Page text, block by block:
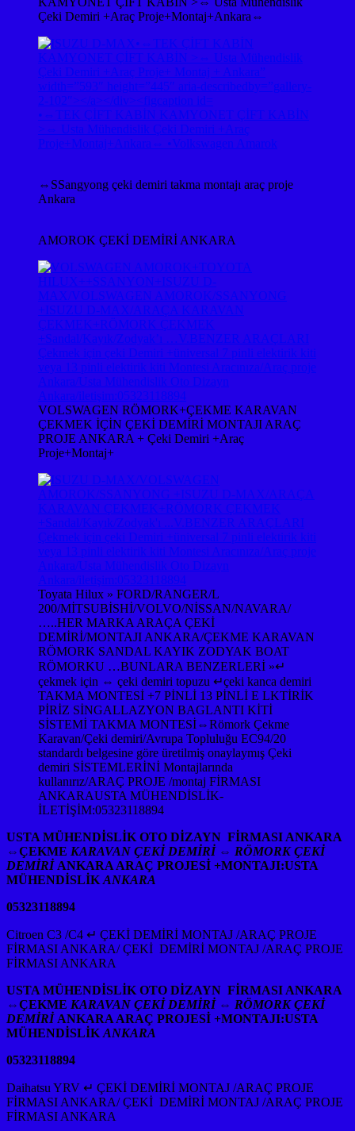
Çeki Demiri +Araç Proje+Montaj+Ankara⇔
•⇔TEK ÇİFT KABİN KAMYONET ÇİFT KABİN
>⇔ Usta Mühendislik Çeki Demiri +Araç
Proje+Montaj+Ankara⇔ •Volkswagen Amarok
⇔SSangyong çeki demiri takma montajı araç proje
Ankara
AMOROK ÇEKİ DEMİRİ ANKARA
VOLSWAGEN RÖMORK+ÇEKME KARAVAN
ÇEKMEK İÇİN ÇEKİ DEMİRİ MONTAJI ARAÇ
PROJE ANKARA + Çeki Demiri +Araç
Proje+Montaj+
Toyata Hilux » FORD/RANGER/L
200/MİTSUBİSHİ/VOLVO/NİSSAN/NAVARA/
…..HER MARKA ARAÇA ÇEKİ
DEMİRİ/MONTAJI ANKARA/ÇEKME KARAVAN
RÖMORK SANDAL KAYIK ZODYAK BOAT
RÖMORKU …BUNLARA BENZERLERİ »↵
çekmek için ⇔ çeki demiri topuzu ↵çeki kanca demiri
TAKMA MONTESİ +7 PİNLİ 13 PİNLİ E LKTİRİK
PİRİZ SİNGALLAZYON BAGLANTI KİTİ
SİSTEMİ TAKMA MONTESİ⇔Römork Çekme
Karavan/Çeki demiri/Avrupa Topluluğu EC94/20
standardı belgesine göre üretilmiş onaylaymış Çeki
demiri SİSTEMLERİNİ Montajlarında
kullanırız/ARAÇ PROJE /montaj FİRMASI
ANKARAUSTA MÜHENDİSLİK-
İLETİŞİM:05323118894
USTA MÜHENDİSLİK OTO DİZAYN FİRMASI ANKARA
⇔ÇEKME KARAVAN ÇEKİ DEMİRİ ⇔ RÖMORK ÇEKİ
DEMİRİANKARA ARAÇ PROJESİ +MONTAJI:USTA
MÜHENDİSLİK ANKARA
05323118894
Citroen C3 /C4 ↵ ÇEKİ DEMİRİ MONTAJ /ARAÇ PROJE
FİRMASI ANKARA/ ÇEKİ DEMİRİ MONTAJ /ARAÇ PROJE
FİRMASI ANKARA
USTA MÜHENDİSLİK OTO DİZAYN FİRMASI ANKARA
⇔ÇEKME KARAVAN ÇEKİ DEMİRİ ⇔ RÖMORK ÇEKİ
DEMİRİANKARA ARAÇ PROJESİ +MONTAJI:USTA
MÜHENDİSLİK ANKARA
05323118894
Daihatsu YRV ↵ ÇEKİ DEMİRİ MONTAJ /ARAÇ PROJE
FİRMASI ANKARA/ ÇEKİ DEMİRİ MONTAJ /ARAÇ PROJE
FİRMASI ANKARA